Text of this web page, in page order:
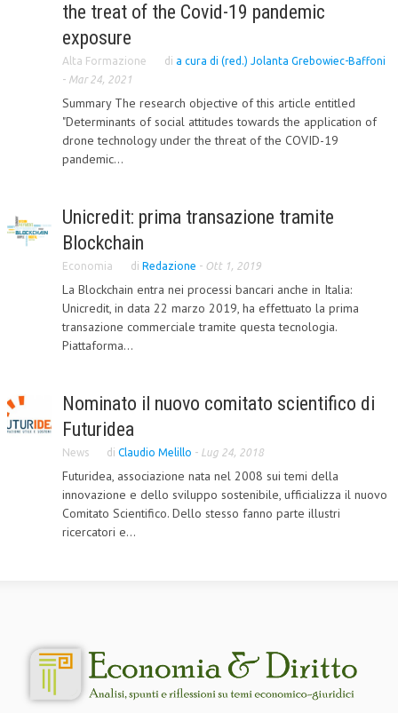
the treat of the Covid-19 pandemic
exposure
Alta Formazione di a cura di (red.) Jolanta Grebowiec-Baffoni
- Mar 24, 2021
Summary The research objective of this article entitled
"Determinants of social attitudes towards the application of
drone technology under the threat of the COVID-19
pandemic...
Unicredit: prima transazione tramite
Blockchain
Economia di Redazione - Ott 1, 2019
La Blockchain entra nei processi bancari anche in Italia:
Unicredit, in data 22 marzo 2019, ha effettuato la prima
transazione commerciale tramite questa tecnologia.
Piattaforma...
Nominato il nuovo comitato scientifico di
Futuridea
News di Claudio Melillo - Lug 24, 2018
Futuridea, associazione nata nel 2008 sui temi della
innovazione e dello sviluppo sostenibile, ufficializza il nuovo
Comitato Scientifico. Dello stesso fanno parte illustri
ricercatori e...